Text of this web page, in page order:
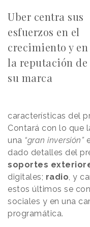
Uber centra sus
esfuerzos en el
crecimiento y en
la reputación de
su marca
características del
Contará con lo que
una “gran inversión”
dado detalles del
soportes
digitales; radio, y
estos últimos se
sociales y en una
programática.